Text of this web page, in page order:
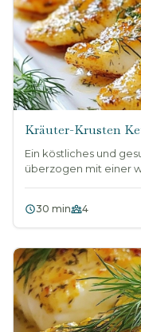
Kräuter-Krusten
Ein köstliches und
überzogen mit einer
30 min 4